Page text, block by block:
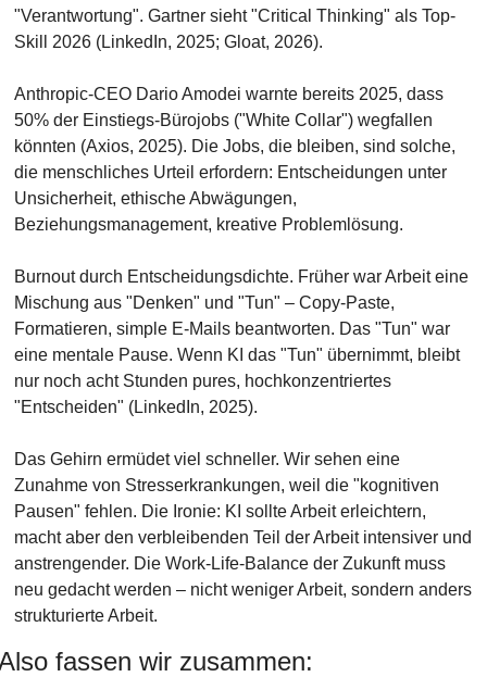
"Verantwortung". Gartner sieht "Critical Thinking" als Top-
Skill 2026 (LinkedIn, 2025; Gloat, 2026).
Anthropic-CEO Dario Amodei warnte bereits 2025, dass
50% der Einstiegs-Bürojobs ("White Collar") wegfallen
könnten (Axios, 2025). Die Jobs, die bleiben, sind solche,
die menschliches Urteil erfordern: Entscheidungen unter
Unsicherheit, ethische Abwägungen,
Beziehungsmanagement, kreative Problemlösung.
Burnout durch Entscheidungsdichte. Früher war Arbeit eine
Mischung aus "Denken" und "Tun" – Copy-Paste,
Formatieren, simple E-Mails beantworten. Das "Tun" war
eine mentale Pause. Wenn KI das "Tun" übernimmt, bleibt
nur noch acht Stunden pures, hochkonzentriertes
"Entscheiden" (LinkedIn, 2025).
Das Gehirn ermüdet viel schneller. Wir sehen eine
Zunahme von Stresserkrankungen, weil die "kognitiven
Pausen" fehlen. Die Ironie: KI sollte Arbeit erleichtern,
macht aber den verbleibenden Teil der Arbeit intensiver und
anstrengender. Die Work-Life-Balance der Zukunft muss
neu gedacht werden – nicht weniger Arbeit, sondern anders
strukturierte Arbeit.
fassen wir zusammen: